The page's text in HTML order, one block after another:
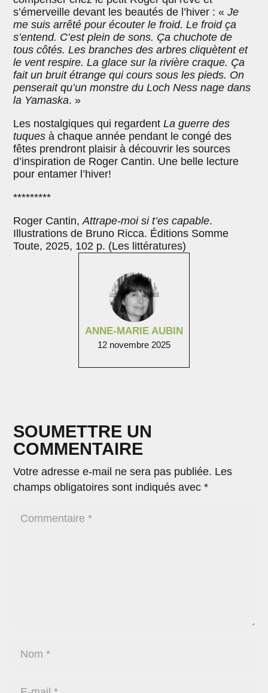
ANNE-MARIE AUBIN
12 novembre 2025
s’émerveille devant les beautés de l’hiver : «Je
me suis arrêté pour écouter le froid. Le froid ça
s’entend. C’est plein de sons. Ça chuchote de
tous côtés. Les branches des arbres cliquètent et
le vent respire. La glace sur la rivière craque. Ça
fait un bruit étrange qui cours sous les pieds. On
penserait qu’un monstre du Loch Ness nage dans
la Yamaska. »
Les nostalgiques qui regardentLa guerre des
tuques à chaque année pendant le congé des
fêtes prendront plaisir à découvrir les sources
d’inspiration de Roger Cantin. Une belle lecture
pour entamer l’hiver!
*********
Roger Cantin,Attrape-moi si t’es capable.
Illustrations de Bruno Ricca. Éditions Somme
Toute, 2025, 102 p. (Les littératures)
SOUMETTRE UN
COMMENTAIRE
Votre adresse e-mail ne sera pas publiée. Les
champs obligatoires sont indiqués avec*